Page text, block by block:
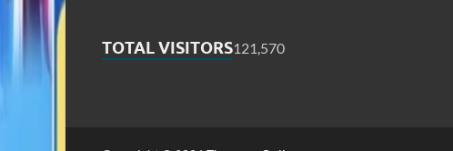
TOTAL VISITORS121,570